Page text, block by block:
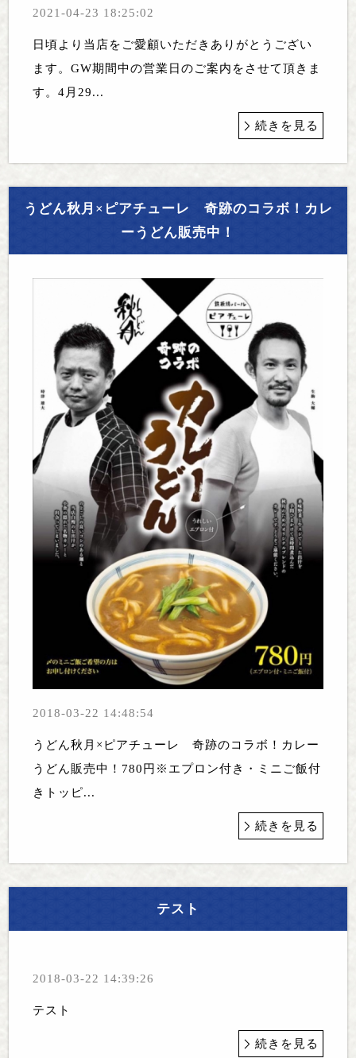
2021-04-23 18:25:02
日頃より当店をご愛顧いただきありがとうござい
ます。GW期間中の営業日のご案内をさせて頂きま
す。4月29...
続きを見る
うどん秋月×ピアチューレ 奇跡のコラボ！カレ
ーうどん販売中！
2018-03-22 14:48:54
うどん秋月×ピアチューレ 奇跡のコラボ！カレー
うどん販売中！780円※エプロン付き・ミニご飯付
きトッピ...
続きを見る
テスト
2018-03-22 14:39:26
テスト
続きを見る